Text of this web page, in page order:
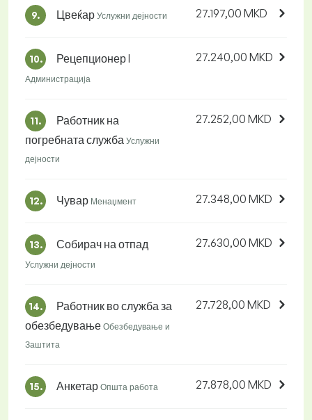
9. Цвеќар Услужни дејности 27.197,00 MKD
10. Рецепционер I
Администрација
27.240,00 MKD
11.
Работник на
погребната служба Услужни
дејности
27.252,00 MKD
12. Чувар Менаџмент 27.348,00 MKD
13. Собирач на отпад
Услужни дејности
27.630,00 MKD
14.
Работник во служба за
обезбедување Обезбедување и
Заштита
27.728,00 MKD
15. Анкетар Општа работа 27.878,00 MKD